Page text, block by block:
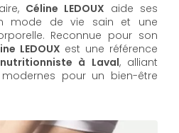
Céline LEDOUX aide ses
mode de vie sain et une
Reconnue pour son
LEDOUX est une référence
à Laval, alliant
pour un bien-être